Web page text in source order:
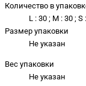
Количество в
L : 30 ; M : 30 ; S
Размер упаковки
Не указан
Вес упаковки
Не указан